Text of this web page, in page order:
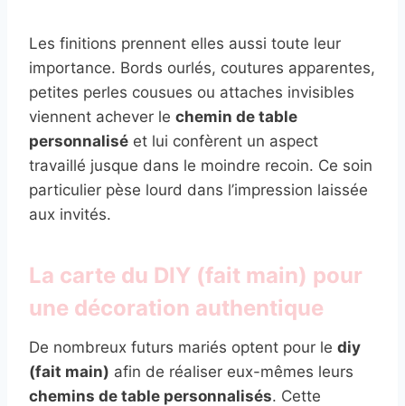
Les finitions prennent elles aussi toute leur
importance. Bords ourlés, coutures apparentes,
petites perles cousues ou attaches invisibles
viennent achever le chemin de table
personnalisé et lui confèrent un aspect
travaillé jusque dans le moindre recoin. Ce soin
particulier pèse lourd dans l’impression laissée
aux invités.
La carte du DIY (fait main) pour
une décoration authentique
De nombreux futurs mariés optent pour le diy
(fait main) afin de réaliser eux-mêmes leurs
chemins de table personnalisés. Cette